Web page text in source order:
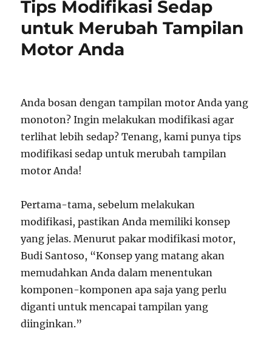
Tips Modifikasi Sedap
untuk Merubah Tampilan
Motor Anda
Anda bosan dengan tampilan motor Anda yang
monoton? Ingin melakukan modifikasi agar
terlihat lebih sedap? Tenang, kami punya tips
modifikasi sedap untuk merubah tampilan
motor Anda!
Pertama-tama, sebelum melakukan
modifikasi, pastikan Anda memiliki konsep
yang jelas. Menurut pakar modifikasi motor,
Budi Santoso, “Konsep yang matang akan
memudahkan Anda dalam menentukan
komponen-komponen apa saja yang perlu
diganti untuk mencapai tampilan yang
diinginkan.”